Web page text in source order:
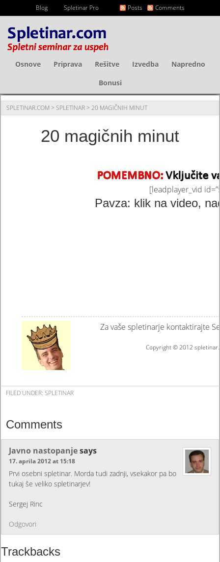
Blog Spletinar Pro Posts Comments
Osnove Priprava Rešitve Izvedba
Napredno
Bonusi
SPLETINAR.COM >SPLETINAR> 20 MAGIČNIH MINUT
20 magičnih minut
[leadplayer_vid
Pavza: klik na video,
Za vaše spletinarje kontaktirajte
Copyright © 2012
FILED UNDER:SPLETINAR
Comments
Javno nastopanjesays
17. aprila 2012 at 15:18
Prvi osebni spletinar. Morda tudi zadnji, vsekakor pa bo
tukaj še veliko spletinarjev!
Sergej Rinc
Odgovori
Trackbacks